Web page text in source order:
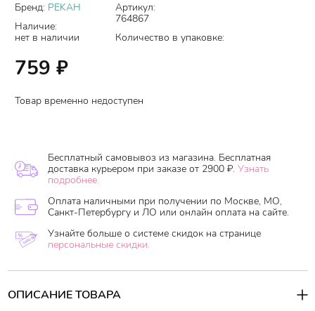
Бренд: PEKAH
Наличие:
нет в наличии
Артикул:
764867
Количество в упаковке:
759 ₽
Товар временно недоступен
Бесплатный самовывоз из магазина. Бесплатная
доставка курьером при заказе от 2900 ₽. Узнать
подробнее.
Оплата наличными при получении по Москве, МО,
Санкт-Петербургу и ЛО или онлайн оплата на сайте.
Узнайте больше о системе скидок на странице
персональные скидки.
ОПИСАНИЕ ТОВАРА